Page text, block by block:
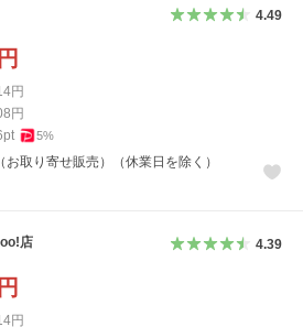
4.49
円
円
円
pt 5%
取り寄せ販売）（休業日を除く）
店 4.39
円
円